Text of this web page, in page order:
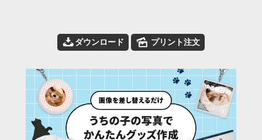
📥ダウンロード 🌄 プリント注文